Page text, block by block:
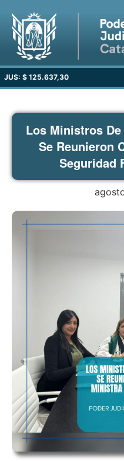
JUS: $ 125.637,30
Los Ministros
Se Reunieron
Seguridad